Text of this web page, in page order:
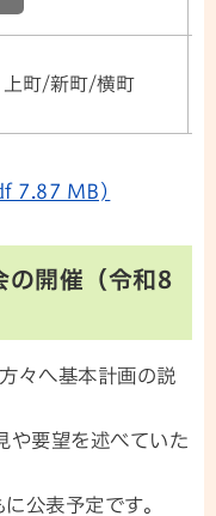
上町/新町/横町
7.87 MB)
の開催（令和8
々へ基本計画の説
や要望を述べていた
公表予定です。